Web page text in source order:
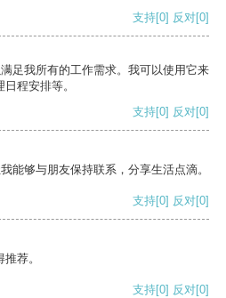
支持[0] 反对[0]
足我所有的工作需求。我可以使用它来
程安排等。
支持[0] 反对[0]
能够与朋友保持联系，分享生活点滴。
支持[0] 反对[0]
荐。
支持[0] 反对[0]